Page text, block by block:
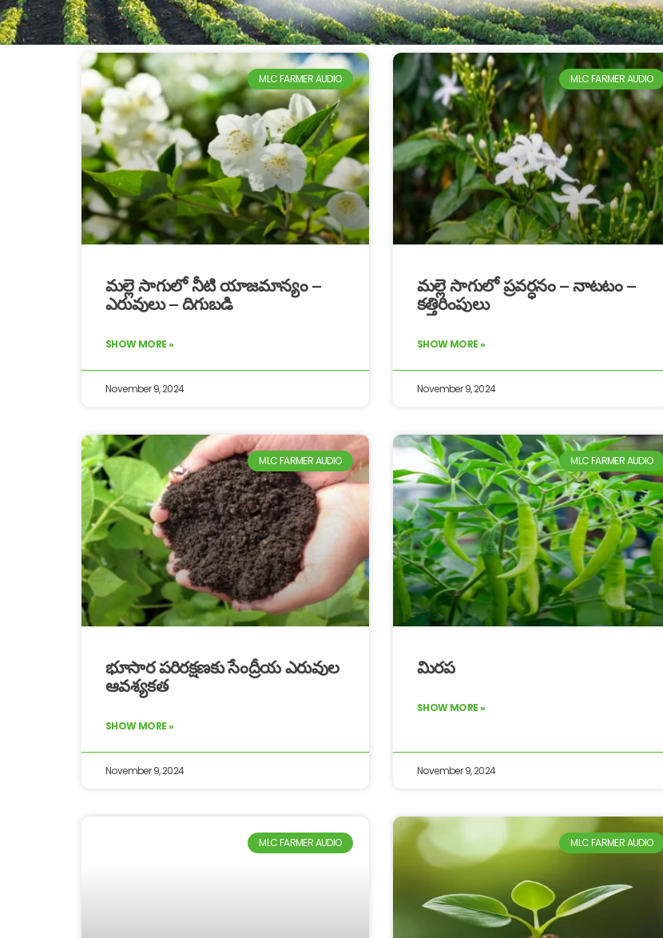
MLC FARMER AUDIO
మల్లె సాగులో నీటి యాజమాన్యం –
ఎరువులు – దిగుబడి
SHOW MORE »
November 9, 2024
MLC FARMER AUDIO
మల్లె సాగులో ప్రవర్ధనం – నాటటం –
కత్తిరింపులు
SHOW MORE »
November 9, 2024
MLC FARMER AUDIO
భూసార పరిరక్షణకు సేంద్రీయ ఎరువుల
ఆవశ్యకత
SHOW MORE »
November 9, 2024
MLC FARMER AUDIO
మిరప
SHOW MORE »
November 9, 2024
MLC FARMER AUDIO MLC FARMER AUDIO